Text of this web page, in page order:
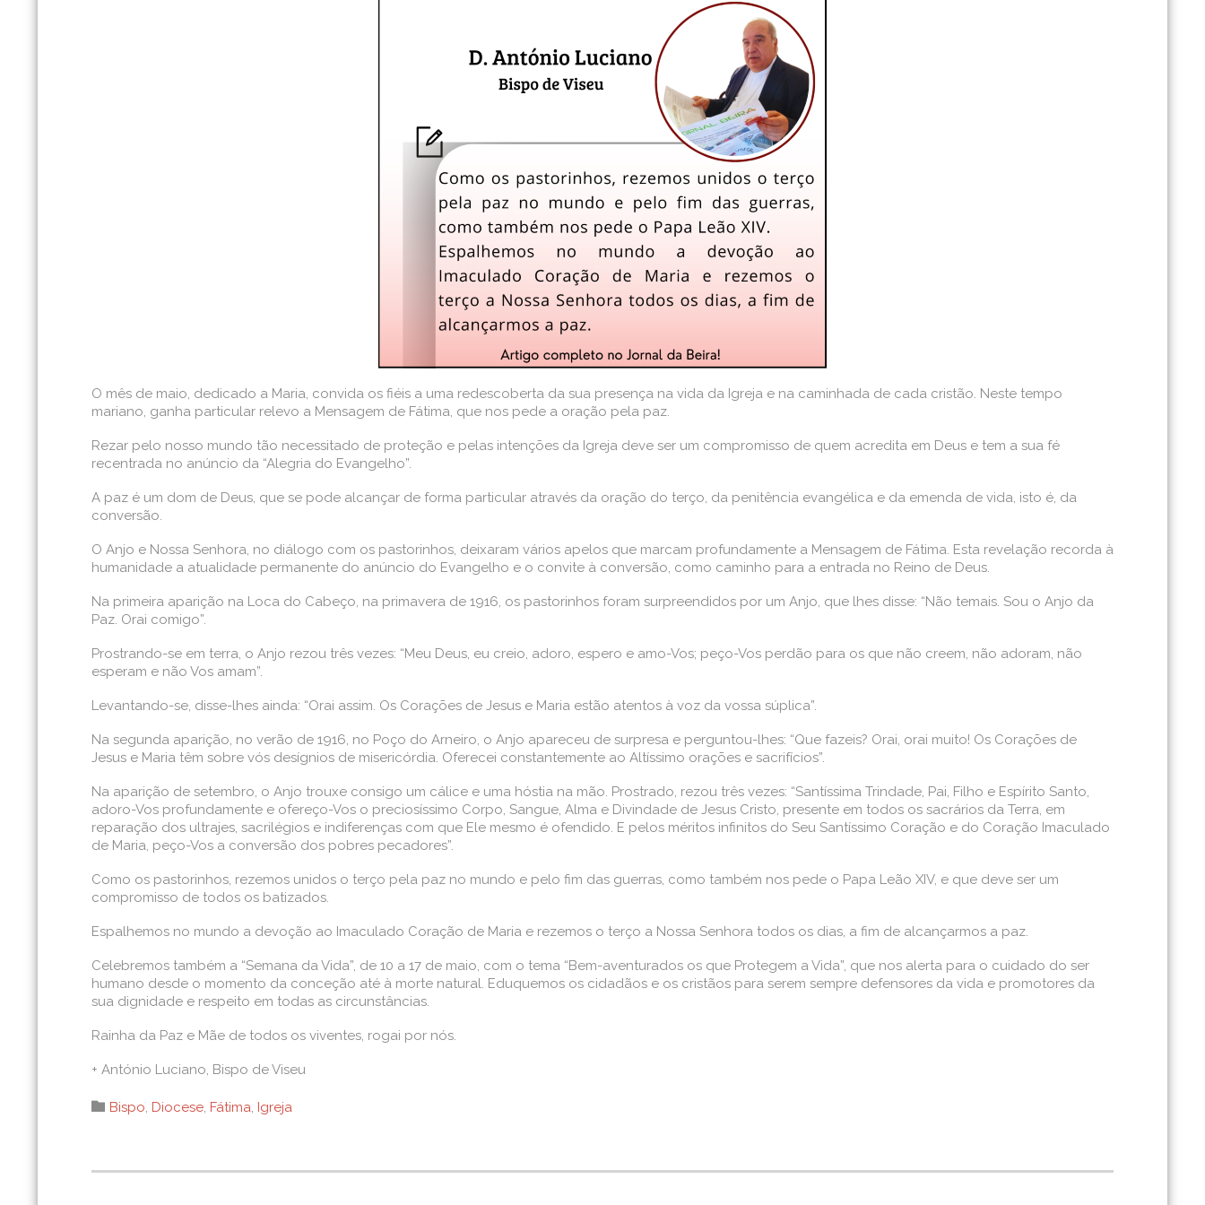
O mês de maio, dedicado a Maria, convida os fiéis a uma redescoberta da sua presença na vida da Igreja e na caminhada de cada cristão. Neste tempo
mariano, ganha particular relevo a Mensagem de Fátima, que nos pede a oração pela paz.
Rezar pelo nosso mundo tão necessitado de proteção e pelas intenções da Igreja deve ser um compromisso de quem acredita em Deus e tem a sua fé
recentrada no anúncio da “Alegria do Evangelho”.
A paz é um dom de Deus, que se pode alcançar de forma particular através da oração do terço, da penitência evangélica e da emenda de vida, isto é, da
conversão.
O Anjo e Nossa Senhora, no diálogo com os pastorinhos, deixaram vários apelos que marcam profundamente a Mensagem de Fátima. Esta revelação recorda à
humanidade a atualidade permanente do anúncio do Evangelho e o convite à conversão, como caminho para a entrada no Reino de Deus.
Na primeira aparição na Loca do Cabeço, na primavera de 1916, os pastorinhos foram surpreendidos por um Anjo, que lhes disse: “Não temais. Sou o Anjo da
Paz. Orai comigo”.
Prostrando-se em terra, o Anjo rezou três vezes: “Meu Deus, eu creio, adoro, espero e amo-Vos; peço-Vos perdão para os que não creem, não adoram, não
esperam e não Vos amam”.
Levantando-se, disse-lhes ainda: “Orai assim. Os Corações de Jesus e Maria estão atentos à voz da vossa súplica”.
Na segunda aparição, no verão de 1916, no Poço do Arneiro, o Anjo apareceu de surpresa e perguntou-lhes: “Que fazeis? Orai, orai muito! Os Corações de
Jesus e Maria têm sobre vós desígnios de misericórdia. Oferecei constantemente ao Altíssimo orações e sacrifícios”.
Na aparição de setembro, o Anjo trouxe consigo um cálice e uma hóstia na mão. Prostrado, rezou três vezes: “Santíssima Trindade, Pai, Filho e Espírito Santo,
adoro-Vos profundamente e ofereço-Vos o preciosíssimo Corpo, Sangue, Alma e Divindade de Jesus Cristo, presente em todos os sacrários da Terra, em
reparação dos ultrajes, sacrilégios e indiferenças com que Ele mesmo é ofendido. E pelos méritos infinitos do Seu Santíssimo Coração e do Coração Imaculado
de Maria, peço-Vos a conversão dos pobres pecadores”.
Como os pastorinhos, rezemos unidos o terço pela paz no mundo e pelo fim das guerras, como também nos pede o Papa Leão XIV, e que deve ser um
compromisso de todos os batizados.
Espalhemos no mundo a devoção ao Imaculado Coração de Maria e rezemos o terço a Nossa Senhora todos os dias, a fim de alcançarmos a paz.
Celebremos também a “Semana da Vida”, de 10 a 17 de maio, com o tema “Bem-aventurados os que Protegem a Vida”, que nos alerta para o cuidado do ser
humano desde o momento da conceção até à morte natural. Eduquemos os cidadãos e os cristãos para serem sempre defensores da vida e promotores da
sua dignidade e respeito em todas as circunstâncias.
Rainha da Paz e Mãe de todos os viventes, rogai por nós.
+ António Luciano, Bispo de Viseu
 Category
Bispo, Diocese, Fátima, Igreja